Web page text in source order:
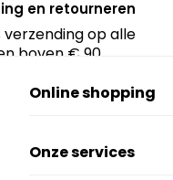
en retourneren
op alle
boven € 90.
Online shopping
Onze services